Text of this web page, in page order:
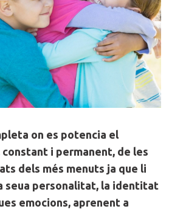
on es potencia el
i permanent, de les
dels més menuts ja que li
seua personalitat, la identitat
emocions, aprenent a